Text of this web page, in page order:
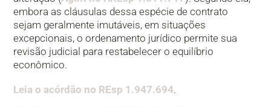
embora as cláusulas dessa espécie de contrato
sejam geralmente imutáveis, em situações
excepcionais, o ordenamento jurídico permite sua
revisão judicial para restabelecer o equilíbrio
econômico.
Leia o acórdão no REsp 1.947.694.